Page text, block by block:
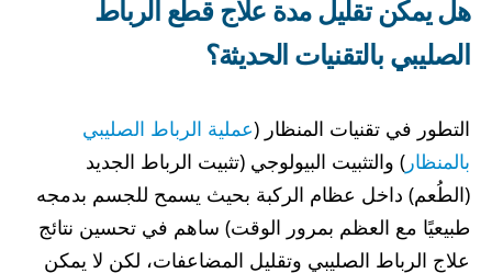
هل يمكن تقليل مدة علاج قطع الرباط
الصليبي بالتقنيات الحديثة؟
التطور في تقنيات المنظار (عملية الرباط الصليبي
بالمنظار ) والتثبيت البيولوجي (تثبيت الرباط الجديد
(الطُعم) داخل عظام الركبة بحيث يسمح للجسم بدمجه
طبيعيًا مع العظم بمرور الوقت) ساهم في تحسين نتائج
علاج الرباط الصليبي وتقليل المضاعفات، لكن لا يمكن